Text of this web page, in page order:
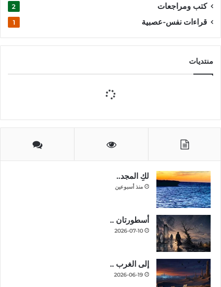
كتب ومراجعات 2
قراءات نفس-عصبية 1
منتديات
لكِ المجد..
منذ أسبوعين
أسطورتان ..
2026-07-10
إلى الغرب ..
2026-06-19